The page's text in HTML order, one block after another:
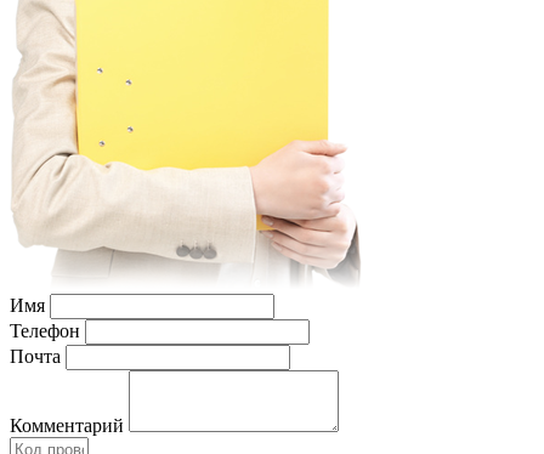
Имя
Телефон
Почта
Комментарий